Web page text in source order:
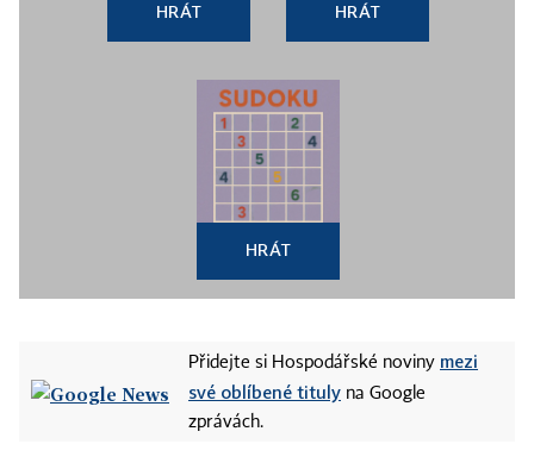
HRÁT HRÁT
HRÁT
Přidejte si Hospodářské noviny mezi
své oblíbené tituly na Google
zprávách.